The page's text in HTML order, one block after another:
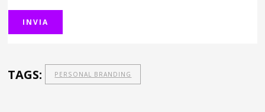
TAGS: PERSONAL BRANDING